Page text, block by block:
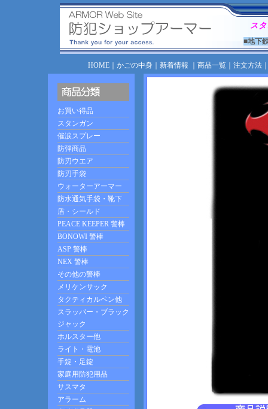
ス
■地下
HOME｜ かごの中身｜ 新着情報 商品一覧｜ 注文方法